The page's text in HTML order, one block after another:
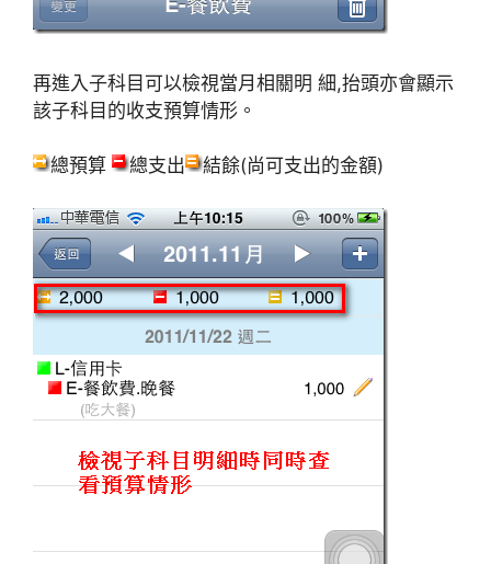
再進入子科目可以檢視當月相關明 細,抬頭亦會顯示
該子科目的收支預算情形。
總預算 總支出 結餘(尚可支出的金額)